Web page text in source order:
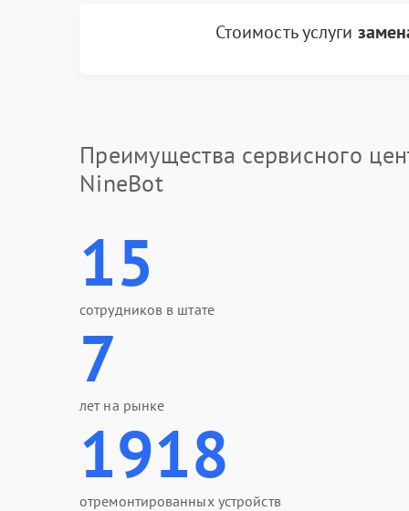
Стоимость услуги
Преимущества сервисного
NineBot
15
сотрудников в штате
7
лет на рынке
1918
отремонтированных устройств